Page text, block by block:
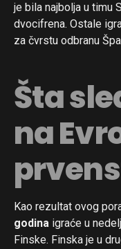
je bila najbolja u timu
dvocifrena. Ostale
za čvrstu odbranu
Šta
na
Kao rezultat ovog
godina igraće u
Finske. Finska je u